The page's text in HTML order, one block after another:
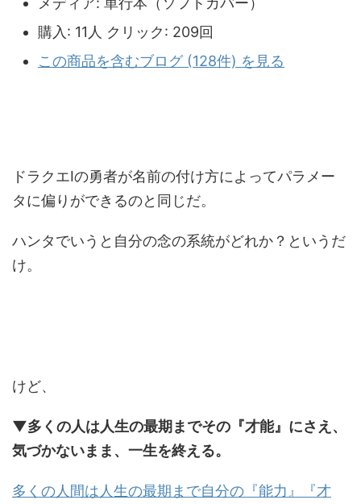
購入 : 11人 クリック: 209回
この商品を含むブログ (128件) を見る
ドラクエⅠの勇者が名前の付け方によってパラメー
タに偏りができるのと同じだ。
ハンタでいうと自分の念の系統がどれか？というだ
け。
けど、
▼多くの人は人生の最期までその『才能』にさえ、
気づかないまま、一生を終える。
多くの人間は人生の最期まで自分の『能力』『才